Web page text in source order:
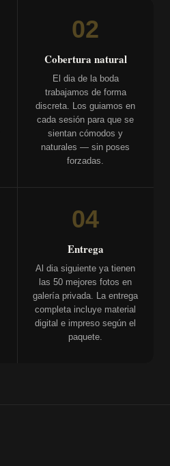
02
Cobertura natural
El dia de la boda
trabajamos de forma
discreta. Los guiamos en
cada sesión para que se
sientan cómodos y
naturales — sin poses
forzadas.
04
Entrega
Al dia siguiente ya tienen
las 50 mejores fotos en
galería privada. La entrega
completa incluye material
digital e impreso según el
paquete.